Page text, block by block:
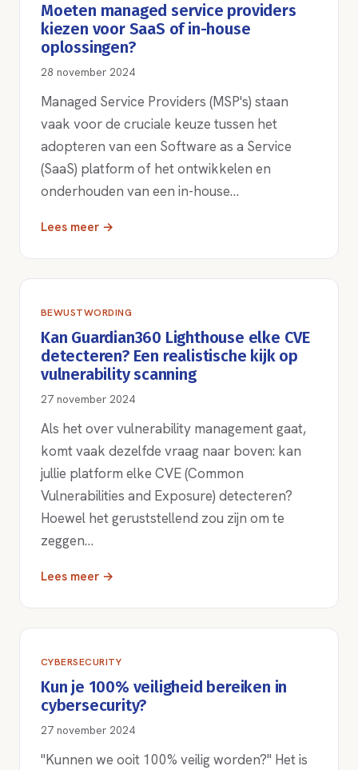
Moeten managed service providers
kiezen voor SaaS of in-house
oplossingen?
28 november 2024
Managed Service Providers (MSP's) staan
vaak voor de cruciale keuze tussen het
adopteren van een Software as a Service
(SaaS) platform of het ontwikkelen en
onderhouden van een in-house…
Lees meer →
BEWUSTWORDING
Kan Guardian360 Lighthouse elke CVE
detecteren? Een realistische kijk op
vulnerability scanning
27 november 2024
Als het over vulnerability management gaat,
komt vaak dezelfde vraag naar boven: kan
jullie platform elke CVE (Common
Vulnerabilities and Exposure) detecteren?
Hoewel het geruststellend zou zijn om te
zeggen…
Lees meer →
CYBERSECURITY
Kun je 100% veiligheid bereiken in
cybersecurity?
27 november 2024
"Kunnen we ooit 100% veilig worden?" Het is